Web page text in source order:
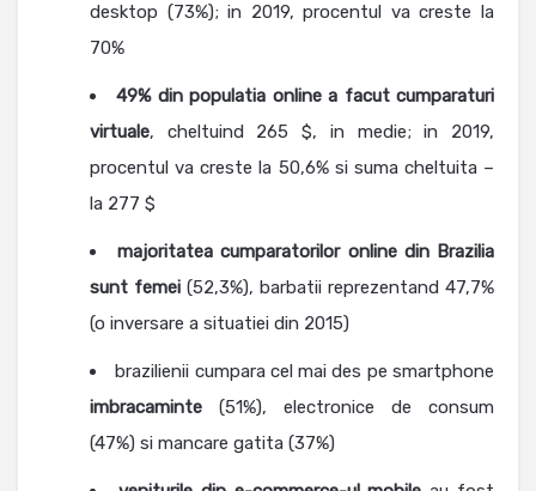
desktop (73%); in 2019, procentul va creste la
70%
49% din populatia online a facut cumparaturi
virtuale, cheltuind 265 $, in medie; in 2019,
procentul va creste la 50,6% si suma cheltuita –
la 277 $
majoritatea cumparatorilor online din Brazilia
sunt femei (52,3%), barbatii reprezentand 47,7%
(o inversare a situatiei din 2015)
brazilienii cumpara cel mai des pe smartphone
imbracaminte (51%), electronice de consum
(47%) si mancare gatita (37%)